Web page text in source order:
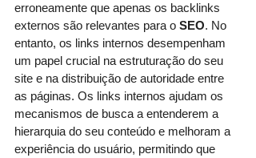
erroneamente que apenas os backlinks
externos são relevantes para o SEO. No
entanto, os links internos desempenham
um papel crucial na estruturação do seu
site e na distribuição de autoridade entre
as páginas. Os links internos ajudam os
mecanismos de busca a entenderem a
hierarquia do seu conteúdo e melhoram a
experiência do usuário, permitindo que